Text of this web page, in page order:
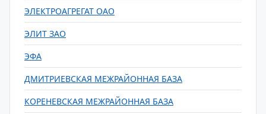
ЭЛЕКТРОАГРЕГАТ ОАО
ЭЛИТ ЗАО
ЭФА
ДМИТРИЕВСКАЯ МЕЖРАЙОННАЯ БАЗА
КОРЕНЕВСКАЯ МЕЖРАЙОННАЯ БАЗА